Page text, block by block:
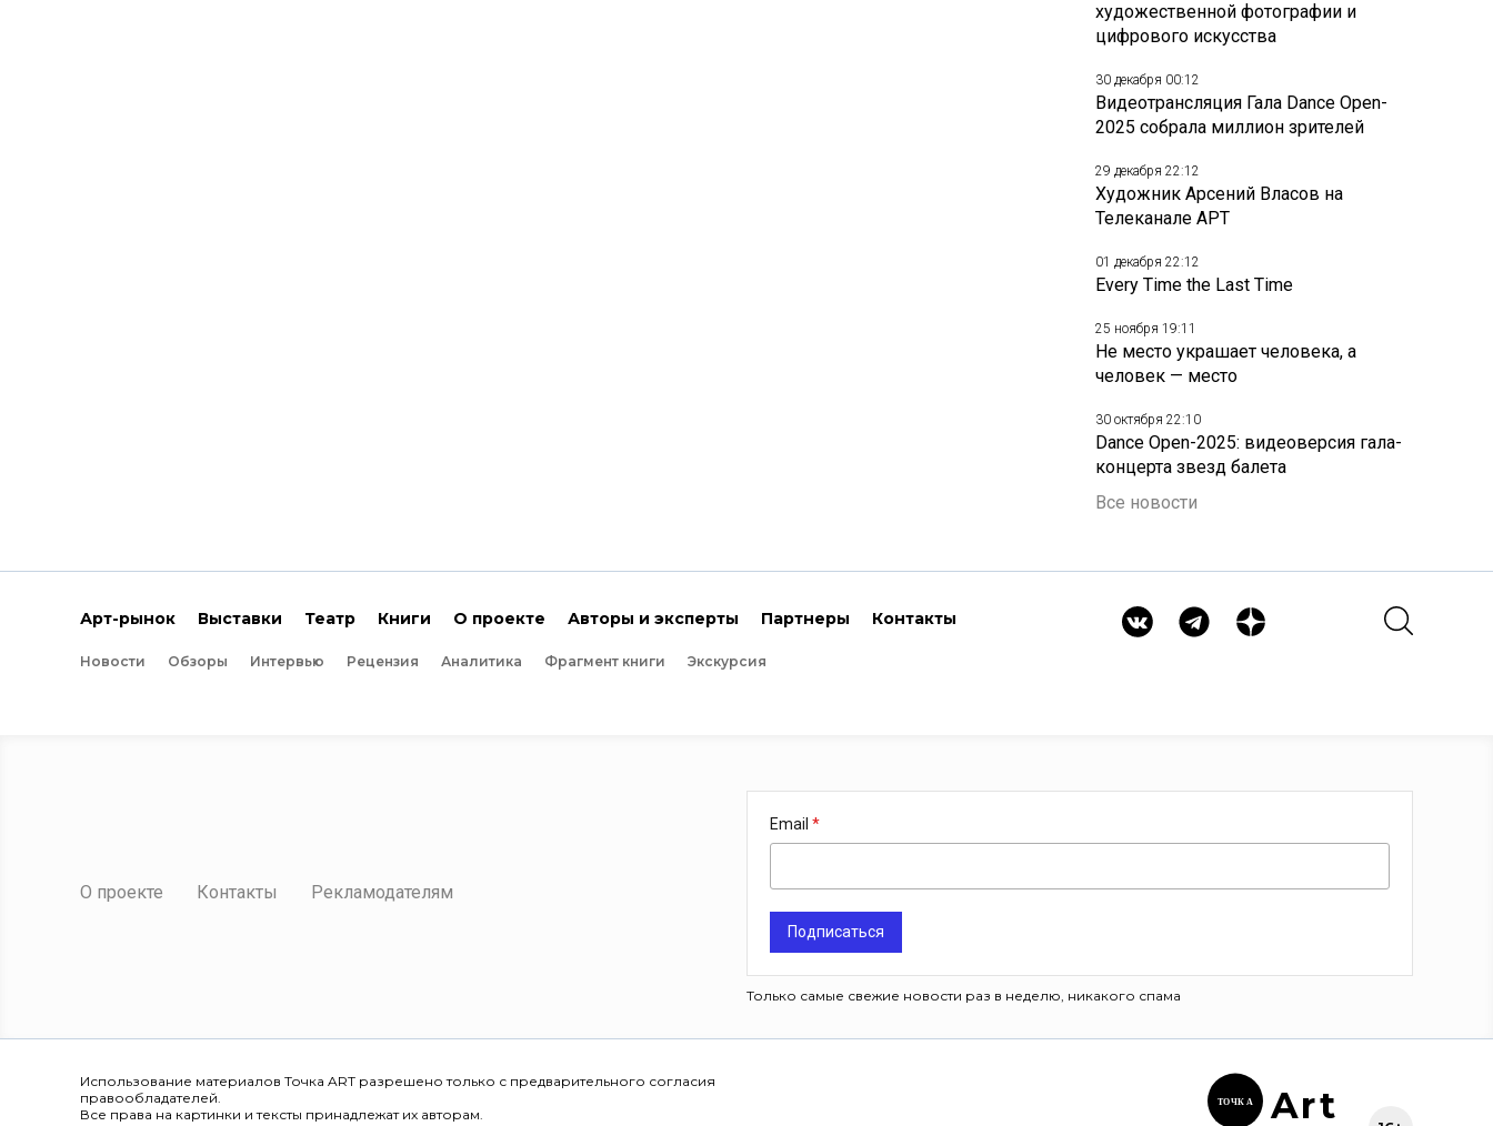
художественной фотографии и
цифрового искусства
30 декабря 00:12
Видеотрансляция Гала Dance Open-
2025 собрала миллион зрителей
29 декабря 22:12
Художник Арсений Власов на
Телеканале АРТ
01 декабря 22:12
Every Time the Last Time
25 ноября 19:11
Не место украшает человека, а
человек — место
30 октября 22:10
Dance Open-2025: видеоверсия гала-
концерта звезд балета
Все новости
Арт-рынок Выставки Театр Книги О проекте Авторы и эксперты Партнеры Контакты
Новости Обзоры Интервью Рецензия Аналитика Фрагмент книги Экскурсия
О проекте Контакты Рекламодателям
Email
Подписаться
Только самые свежие новости раз в неделю, никакого спама
Использование материалов Точка ART разрешено только с предварительного согласия
правообладателей.
Все права на картинки и тексты принадлежат их авторам.
ТОЧК А Art